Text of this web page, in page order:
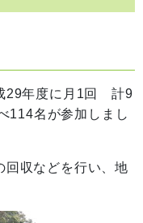
29年度に月1回 計9
114名が参加しまし
回収などを行い、地